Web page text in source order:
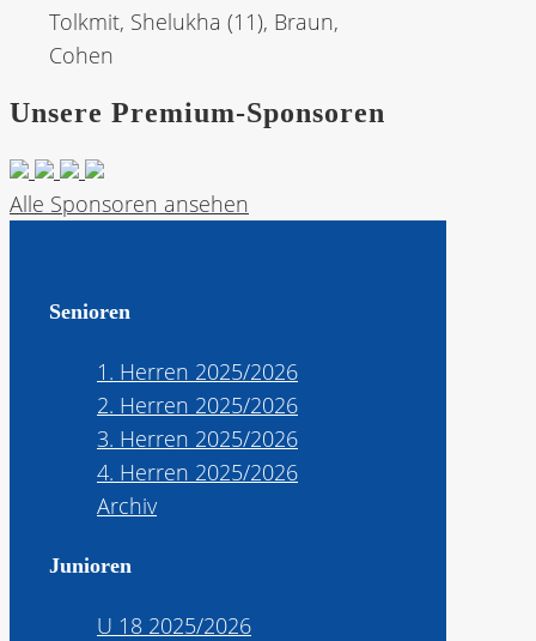
Tolkmit, Shelukha (11), Braun,
Cohen
Unsere Premium-Sponsoren
Alle Sponsoren ansehen
Senioren
1. Herren 2025/2026
2. Herren 2025/2026
3. Herren 2025/2026
4. Herren 2025/2026
Archiv
Junioren
U 18 2025/2026